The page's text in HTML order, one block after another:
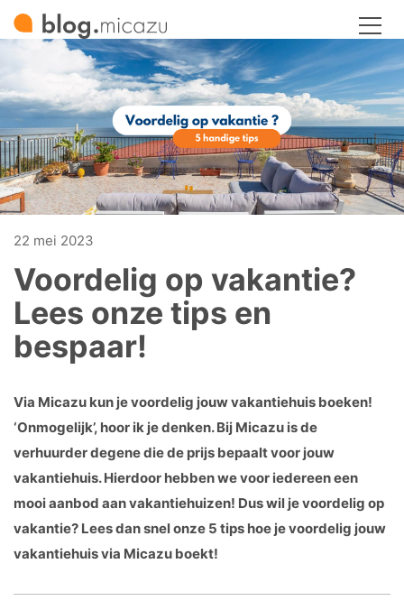
22 mei 2023
Voordelig op vakantie?
Lees onze tips en
bespaar!
Via Micazu kun je voordelig jouw vakantiehuis boeken!
‘Onmogelijk’, hoor ik je denken. Bij Micazu is de
verhuurder degene die de prijs bepaalt voor jouw
vakantiehuis. Hierdoor hebben we voor iedereen een
mooi aanbod aan vakantiehuizen! Dus wil je voordelig op
vakantie? Lees dan snel onze 5 tips hoe je voordelig jouw
vakantiehuis via Micazu boekt!